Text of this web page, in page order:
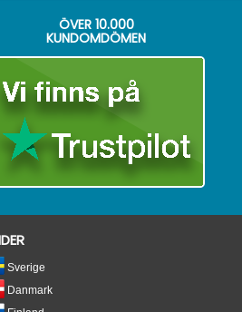
ÖVER 10.000
KUNDOMDÖMEN
Sverige
Danmark